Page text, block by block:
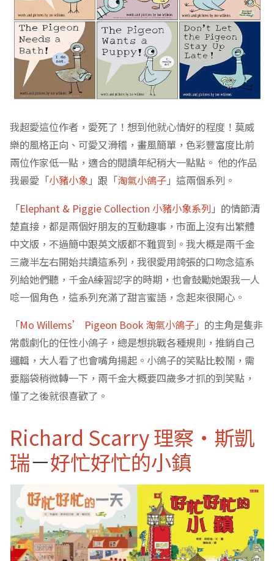
我超愛這位作者，愛死了！想到他就心情好的程度！莫威
樂的風格正向、可愛又滑稽，畫風簡單，色彩豐富度比前
兩位作家低一點，適合的閱讀年紀稍大一點點。 他的作品
我最愛「小豬小象」跟「淘氣小鴿子」這兩個系列。
「Elephant & Piggie Collection 小豬小象系列 」的情節清
楚直接，都是兩個好朋友的互動趣事，市面上沒有出繁體
中文版，不過簡中跟英文版都不難買到。我大概是兩千金
三歲半左右開始共讀這系列，我很愛用誇張的口吻念這系
列給她們聽，千金A練習認字的時期，也會鼓勵她跟我一人
唸一個角色，這系列充滿了甜言蜜語，念起來很開心。
「Mo Willems’ Pigeon Book 淘氣小鴿子」的主角是隻非
常戲劇化的任性小鴿子，總是想挑戰各種規則，推銷自己
邏輯，大人看了也會嘴角揚起。小鴿子的笑點比較鬧，需
要腦袋稍微轉一下，兩千金大概要四歲多才抓的到笑點，
懂了之後就很喜歡了。
Richard Scarry 理察‧斯凱
瑞－好忙好忙的小鎮